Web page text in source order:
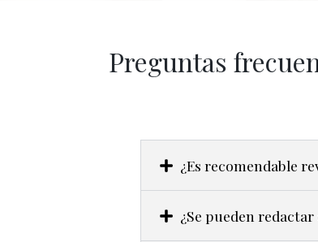
Preguntas
¿Es recomendable
¿Se pueden